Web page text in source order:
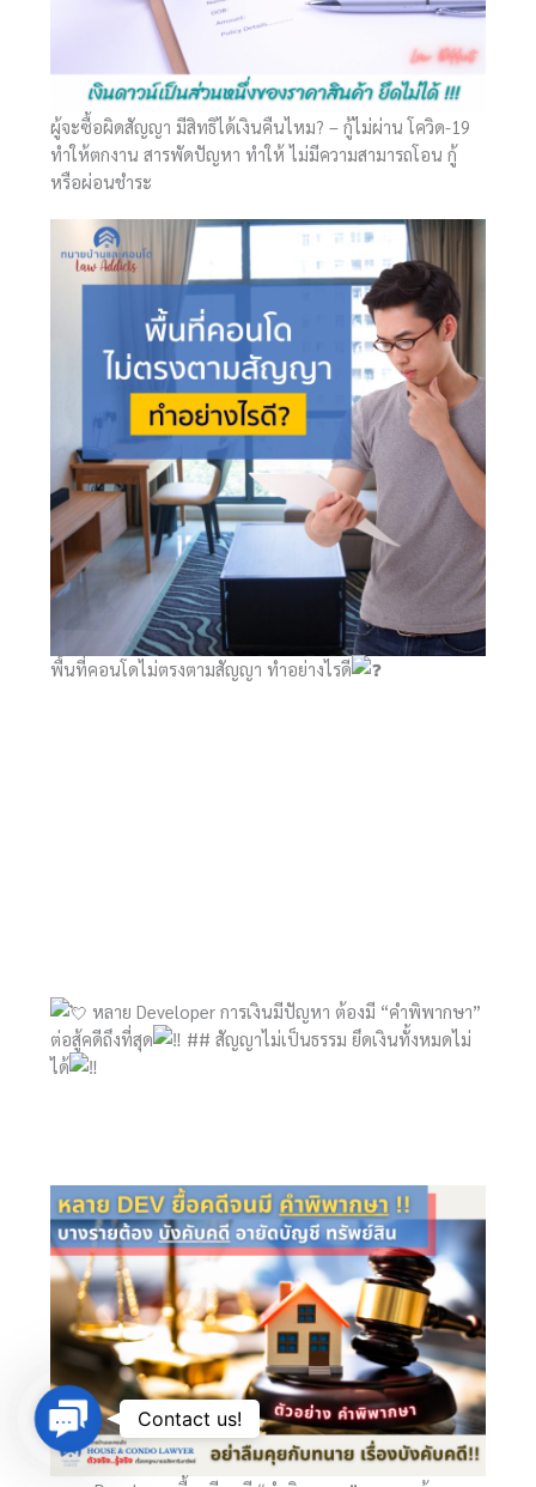
ผู้จะซื้อผิดสัญญา มีสิทธิได้เงินคืนไหม? – กู้ไม่ผ่าน โควิด-19
ทำให้ตกงาน สารพัดปัญหา ทำให้ ไม่มีความสามารถโอน กู้
หรือผ่อนชำระ
พื้นที่คอนโดไม่ตรงตามสัญญา ทำอย่างไรดี
หลาย Developer การเงินมีปัญหา ต้องมี “คำพิพากษา”
ต่อสู้คดีถึงที่สุด
## สัญญาไม่เป็นธรรม ยึดเงินทั้งหมดไม่
ได้
Contact
Us
Contact us!